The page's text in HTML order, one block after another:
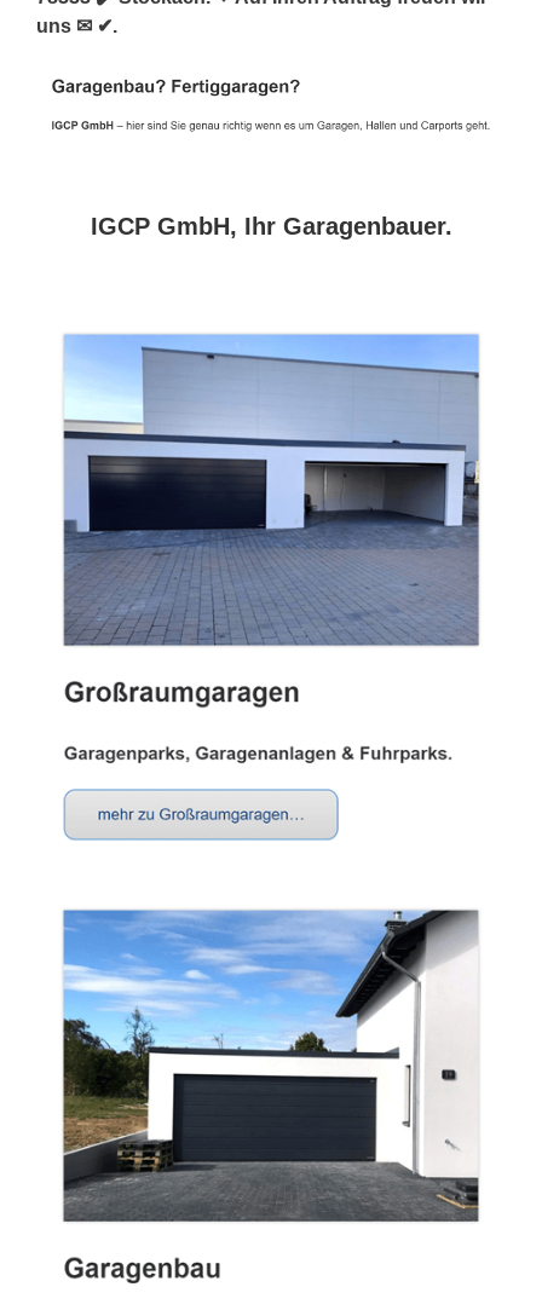
uns ✉ ✔.
IGCP GmbH, Ihr Garagenbauer.